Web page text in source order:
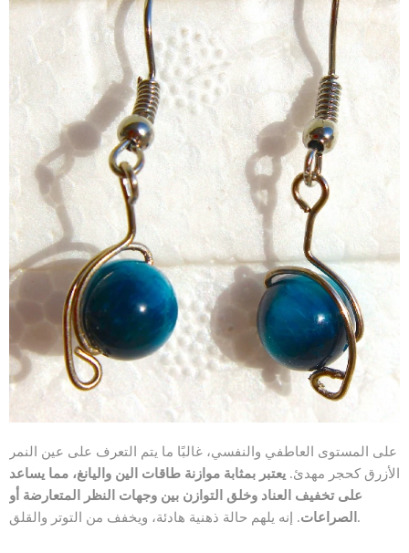
على المستوى العاطفي والنفسي، غالبًا ما يتم التعرف على عين النمر
الأزرق كحجر مهدئ. يعتبر بمثابة موازنة طاقات الين واليانغ، مما يساعد
على تخفيف العناد وخلق التوازن بين وجهات النظر المتعارضة أو
الصراعات. إنه يلهم حالة ذهنية هادئة، ويخفف من التوتر والقلق.